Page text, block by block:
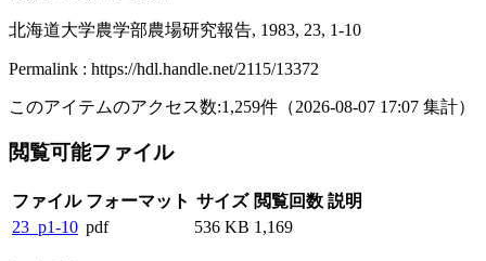
北海道大学農学部農場研究報告, 1983, 23, 1-10
Permalink : https://hdl.handle.net/2115/13372
このアイテムのアクセス数:1,259件 （2026-08-07 17:07 集計）
閲覧可能ファイル
ファイル フォーマット サイズ 閲覧回数 説明
23_p1-10 pdf 536 KB 1,169